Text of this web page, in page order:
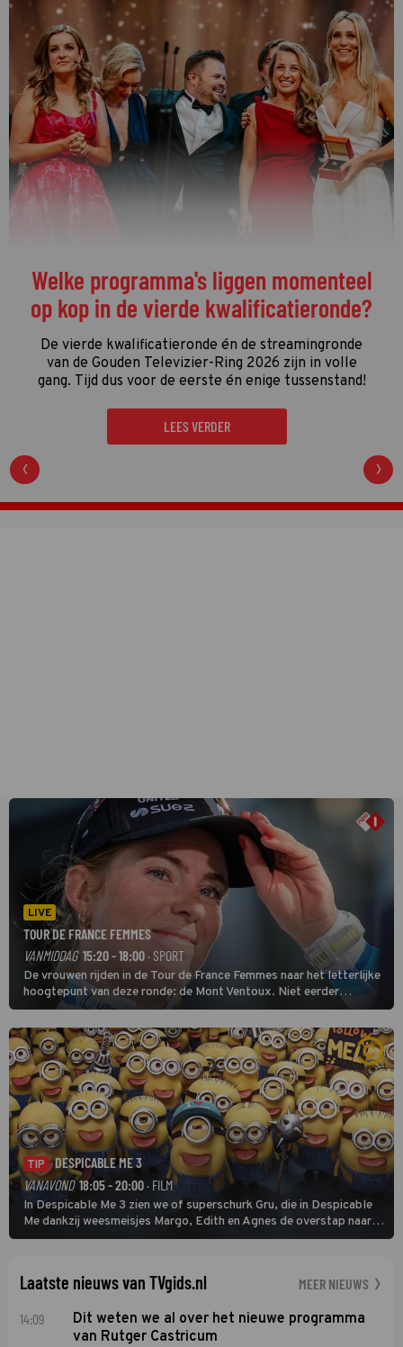
De streamingtip van de week: The
Idaho Murders: College Nightmare op
Netflix
De driedelige documentaireThe Idaho Murders:
College Nightmaregaat over een van de gruwelijkste
moordzaken van de laatste jaren en is een
regelrechte hit op Netflix.
LIVE
TOUR DE FRANCE FEMMES
VANMIDDAG 15:20 - 18:00 · SPORT
De vrouwen rijden in de Tour de France Femmes naar het letterlijke
hoogtepunt van deze ronde: de Mont Ventoux. Niet eerder
finishten de vrouwen voor deze koers op deze kale col uit de
buitencategorie. De aanloop naar de slotklim is vlak.
TIP
DESPICABLE ME 3
VANAVOND 18:05 - 20:00· FILM
In Despicable Me 3 zien we of superschurk Gru, die in Despicable
Me dankzij weesmeisjes Margo, Edith en Agnes de overstap naar
het rechte pad maakte, ook op dat pad weet te blijven.
Laatste nieuws van TVgids.nl MEER NIEUWS
14:09
Dit weten we al over het nieuwe programma
van Rutger Castricum